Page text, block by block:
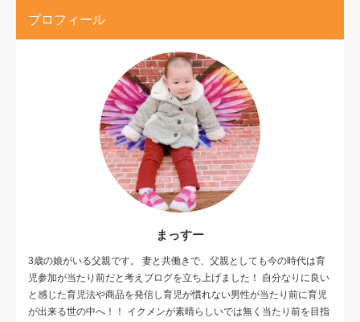
プロフィール
まっすー
3歳の娘がいる父親です。 妻と共働きで、父親としても今の時代は育
児参加が当たり前だと考えブログを立ち上げました！ 自分なりに良い
と感じた育児法や商品を発信し育児が慣れない男性が当たり前に育児
が出来る世の中へ！！ イクメンが素晴らしいでは無く当たり前を目指